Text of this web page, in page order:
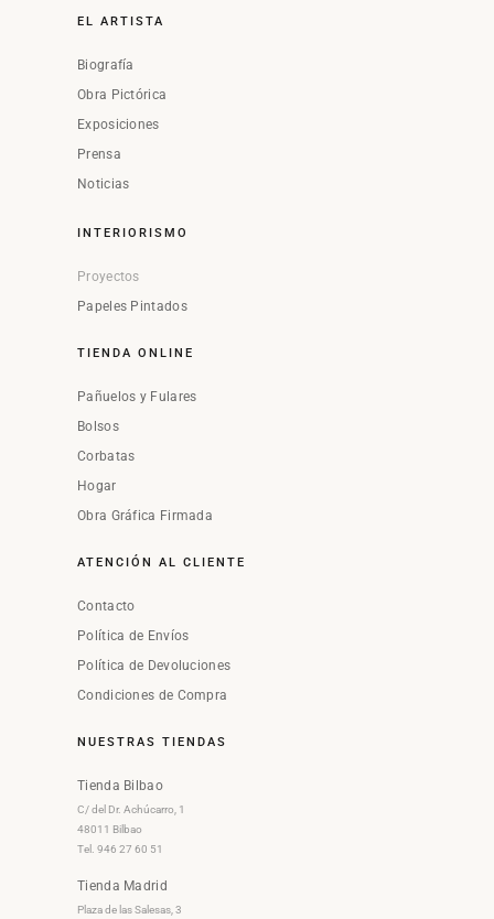
EL ARTISTA
Biografía
Obra Pictórica
Exposiciones
Prensa
Noticias
INTERIORISMO
Proyectos
Papeles Pintados
TIENDA ONLINE
Pañuelos y Fulares
Bolsos
Corbatas
Hogar
Obra Gráfica Firmada
ATENCIÓN AL CLIENTE
Contacto
Política de Envíos
Política de Devoluciones
Condiciones de Compra
NUESTRAS TIENDAS
Tienda Bilbao
C/ del Dr. Achúcarro, 1
48011 Bilbao
Tel. 946 27 60 51
Tienda Madrid
Plaza de las Salesas, 3